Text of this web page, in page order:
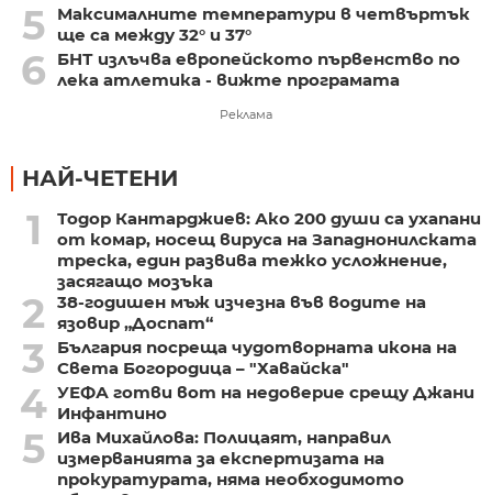
5
Максималните температури в четвъртък
ще са между 32° и 37°
6
БНТ излъчва европейското първенство по
лека атлетика - вижте програмата
Реклама
НАЙ-ЧЕТЕНИ
1
Тодор Кантарджиев: Ако 200 души са ухапани
от комар, носещ вируса на Западнонилската
треска, един развива тежко усложнение,
засягащо мозъка
2
38-годишен мъж изчезна във водите на
язовир „Доспат“
3
България посреща чудотворната икона на
Света Богородица – "Хавайска"
4 УЕФА готви вот на недоверие срещу Джани
Инфантино
5
Ива Михайлова: Полицаят, направил
измерванията за експертизата на
прокуратурата, няма необходимото